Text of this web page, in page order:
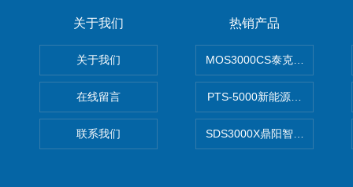
关于我们
关于我们
在线留言
联系我们
热销产品
MOS3000CS泰克2G高带宽
PTS-5000新能源开发设计及
SDS3000X鼎阳智能示波器